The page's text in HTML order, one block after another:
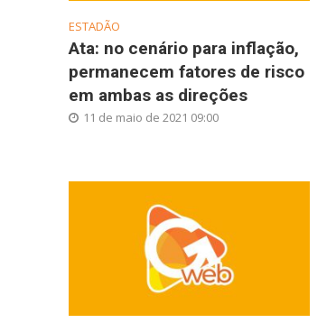
ESTADÃO
Ata: no cenário para inflação,
permanecem fatores de risco
em ambas as direções
11 de maio de 2021 09:00